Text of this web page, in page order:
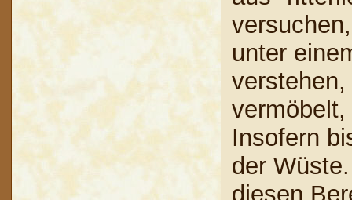
unter
Insofern
der
diesen